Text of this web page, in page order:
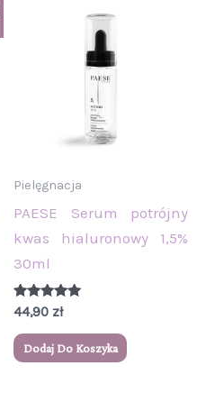
Pielęgnacja
PAESE Serum potrójny
kwas hialuronowy 1,5%
30ml
Oceniono
5.00
na 5
44,90 zł
Dodaj Do Koszyka